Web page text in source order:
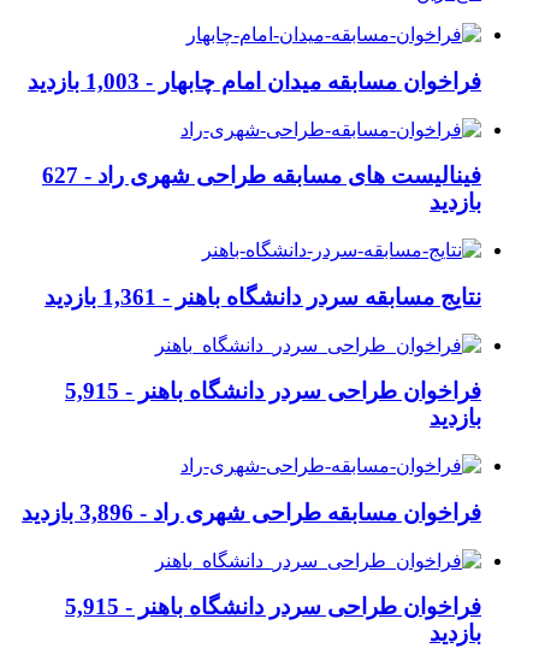
فراخوان مسابقه میدان امام چابهار - 1,003 بازدید
فینالیست های مسابقه طراحی شهری راد - 627
بازدید
نتایج مسابقه سردر دانشگاه باهنر - 1,361 بازدید
فراخوان طراحی سردر دانشگاه باهنر - 5,915
بازدید
فراخوان مسابقه طراحی شهری راد - 3,896 بازدید
فراخوان طراحی سردر دانشگاه باهنر - 5,915
بازدید